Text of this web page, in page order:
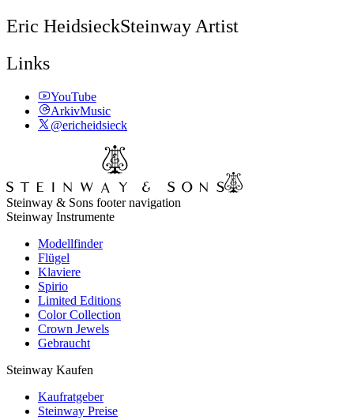
Eric HeidsieckSteinway Artist
Links
YouTube
ArkivMusic
@ericheidsieck
Steinway & Sons footer navigation
Steinway Instrumente
Modellfinder
Flügel
Klaviere
Spirio
Limited Editions
Color Collection
Crown Jewels
Gebraucht
Steinway Kaufen
Kaufratgeber
Steinway Preise